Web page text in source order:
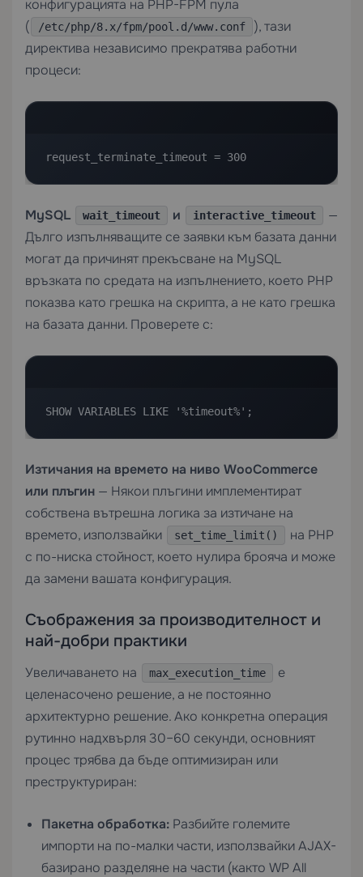
конфигурацията на PHP-FPM пула
(
/etc/php/8.x/fpm/pool.d/www.conf
), тази
директива независимо прекратява работни
процеси:
request_terminate_timeout = 300
MySQL wait_timeout и interactive_timeout
—
Дълго изпълняващите се заявки към базата данни
могат да причинят прекъсване на MySQL
връзката по средата на изпълнението, което PHP
показва като грешка на скрипта, а не като грешка
на базата данни. Проверете с:
SHOW VARIABLES LIKE '%timeout%';
Изтичания на времето на ниво WooCommerce
или плъгин — Някои плъгини имплементират
собствена вътрешна логика за изтичане на
времето, използвайки
set_time_limit()
на PHP
с по-ниска стойност, което нулира брояча и може
да замени вашата конфигурация.
Съображения за производителност и
най-добри практики
Увеличаването на max_execution_time
е
целенасочено решение, а не постоянно
архитектурно решение. Ако конкретна операция
рутинно надхвърля 30–60 секунди, основният
процес трябва да бъде оптимизиран или
преструктуриран:
Пакетна обработка: Разбийте големите
импорти на по-малки части, използвайки AJAX-
базирано разделяне на части (както WP All